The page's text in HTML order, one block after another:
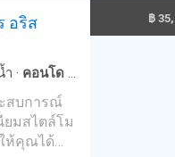
ว่ายน้ำ
ตร.ม.
ว่ายน้ำ
เดินทาง
งหน้าไปยัง
แล้วจึง
ะเอียด
เลจาก
3-2-0 ไร่
น 41 ยูนิต
ย จ.สุ
โอ (64-68
ตร)- 2
งเที่ยว
วง และ
ด้วยสิ่ง
น สนาม
ร และ
นนำ ให้
อริส
ำ · คอนโด ·
ห้องบริการ
มสะดวก·
ะสบการณ์
มสไตล์โม
ห้คุณได้
฿